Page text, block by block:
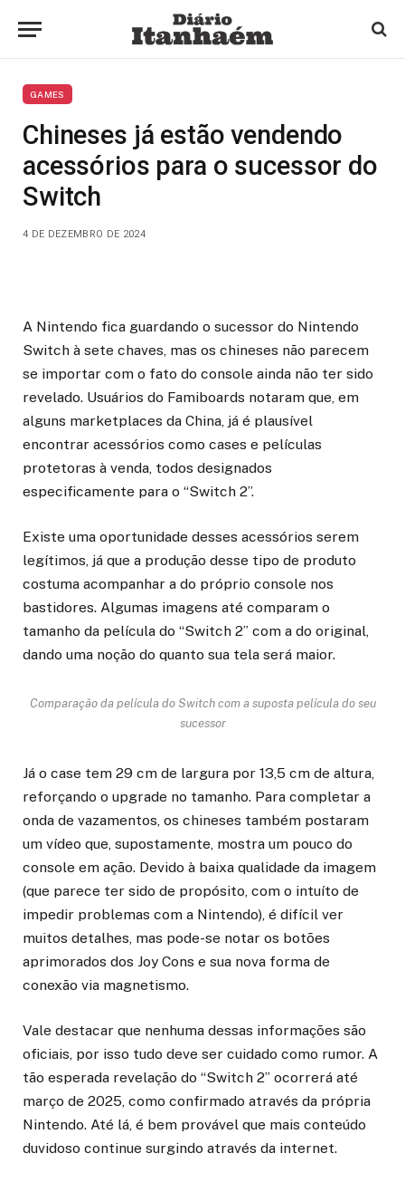
GAMES
Chineses já estão vendendo
acessórios para o sucessor do
Switch
4 DE DEZEMBRO DE 2024
A Nintendo fica guardando o sucessor do Nintendo
Switch à sete chaves, mas os chineses não parecem
se importar com o fato do console ainda não ter sido
revelado. Usuários do Famiboards notaram que, em
alguns marketplaces da China, já é plausível
encontrar acessórios como cases e películas
protetoras à venda, todos designados
especificamente para o “Switch 2”.
Existe uma oportunidade desses acessórios serem
legítimos, já que a produção desse tipo de produto
costuma acompanhar a do próprio console nos
bastidores. Algumas imagens até comparam o
tamanho da película do “Switch 2” com a do original,
dando uma noção do quanto sua tela será maior.
Comparação da película do Switch com a suposta película do seu
sucessor
Já o case tem 29 cm de largura por 13,5 cm de altura,
reforçando o upgrade no tamanho. Para completar a
onda de vazamentos, os chineses também postaram
um vídeo que, supostamente, mostra um pouco do
console em ação. Devido à baixa qualidade da imagem
(que parece ter sido de propósito, com o intuíto de
impedir problemas com a Nintendo), é difícil ver
muitos detalhes, mas pode-se notar os botões
aprimorados dos Joy Cons e sua nova forma de
conexão via magnetismo.
Vale destacar que nenhuma dessas informações são
oficiais, por isso tudo deve ser cuidado como rumor. A
tão esperada revelação do “Switch 2” ocorrerá até
março de 2025, como confirmado através da própria
Nintendo. Até lá, é bem provável que mais conteúdo
duvidoso continue surgindo através da internet.